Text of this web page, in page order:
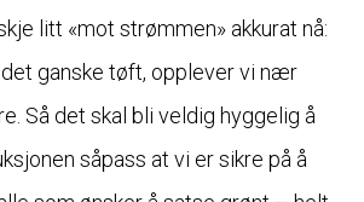
litt «mot strømmen» akkurat nå:
ganske tøft, opplever vi nær
Så det skal bli veldig hyggelig å
såpass at vi er sikre på å